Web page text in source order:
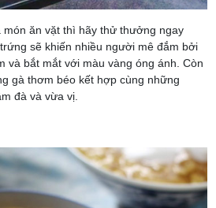
món ăn vặt thì hãy thử thưởng ngay
sẽ khiến nhiều người mê đắm bởi
và bắt mắt với màu vàng óng ánh. Còn
gà thơm béo kết hợp cùng những
đà và vừa vị.